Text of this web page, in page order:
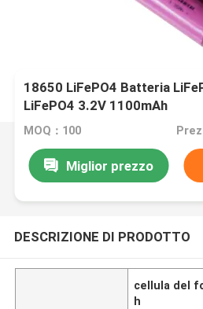
18650 LiFePO4 Batteria
LiFePO4 3.2V 1100mAh
MOQ：100
Miglior prezzo
DESCRIZIONE DI PRODOTTO
cellula del
h